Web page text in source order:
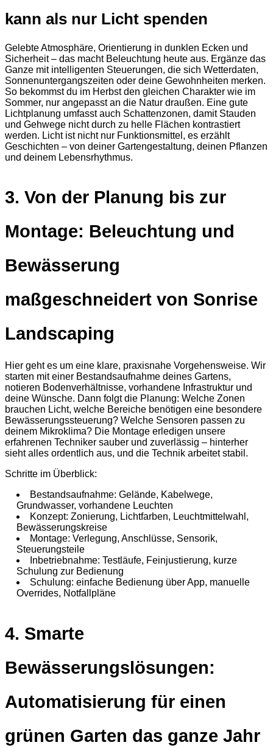
kann als nur Licht spenden
Gelebte Atmosphäre, Orientierung in dunklen Ecken und
Sicherheit – das macht Beleuchtung heute aus. Ergänze das
Ganze mit intelligenten Steuerungen, die sich Wetterdaten,
Sonnenuntergangszeiten oder deine Gewohnheiten merken.
So bekommst du im Herbst den gleichen Charakter wie im
Sommer, nur angepasst an die Natur draußen. Eine gute
Lichtplanung umfasst auch Schattenzonen, damit Stauden
und Gehwege nicht durch zu helle Flächen kontrastiert
werden. Licht ist nicht nur Funktionsmittel, es erzählt
Geschichten – von deiner Gartengestaltung, deinen Pflanzen
und deinem Lebensrhythmus.
3. Von der Planung bis zur
Montage: Beleuchtung und
Bewässerung
maßgeschneidert von Sonrise
Landscaping
Hier geht es um eine klare, praxisnahe Vorgehensweise. Wir
starten mit einer Bestandsaufnahme deines Gartens,
notieren Bodenverhältnisse, vorhandene Infrastruktur und
deine Wünsche. Dann folgt die Planung: Welche Zonen
brauchen Licht, welche Bereiche benötigen eine besondere
Bewässerungssteuerung? Welche Sensoren passen zu
deinem Mikroklima? Die Montage erledigen unsere
erfahrenen Techniker sauber und zuverlässig – hinterher
sieht alles ordentlich aus, und die Technik arbeitet stabil.
Schritte im Überblick:
Bestandsaufnahme: Gelände, Kabelwege,
Grundwasser, vorhandene Leuchten
Konzept: Zonierung, Lichtfarben, Leuchtmittelwahl,
Bewässerungskreise
Montage: Verlegung, Anschlüsse, Sensorik,
Steuerungsteile
Inbetriebnahme: Testläufe, Feinjustierung, kurze
Schulung zur Bedienung
Schulung: einfache Bedienung über App, manuelle
Overrides, Notfallpläne
4. Smarte
Bewässerungslösungen:
Automatisierung für einen
grünen Garten das ganze Jahr